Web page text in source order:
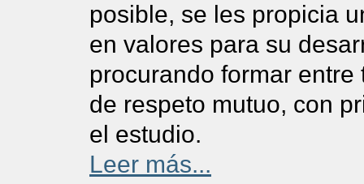
posible, se les propicia
en valores para su
procurando formar
de respeto mutuo, con
el estudio.
Leer más...